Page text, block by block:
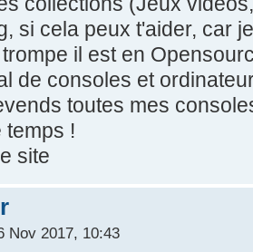
si cela peux t'aider, car
il est en
de consoles et
toutes mes
temps !
site
Nov 2017, 10:43